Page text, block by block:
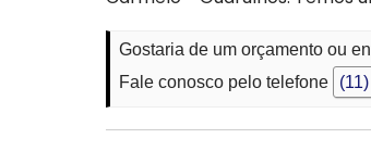
Gostaria de um orçamento ou
Fale conosco pelo telefone